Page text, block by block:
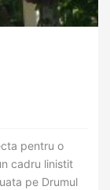
pentru o
cadru linistit
pe Drumul